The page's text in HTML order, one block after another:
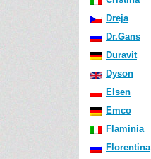
Dreja
Dr.Gans
Duravit
Dyson
Elsen
Emco
Flaminia
Florentina